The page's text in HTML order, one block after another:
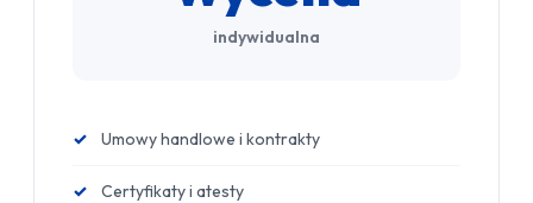
indywidualna
Umowy handlowe i kontrakty
Certyfikaty i atesty